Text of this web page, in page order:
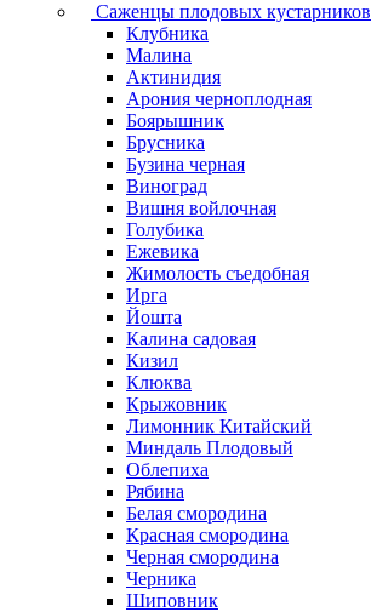
Саженцы плодовых кустарников
Клубника
Малина
Актинидия
Арония черноплодная
Боярышник
Брусника
Бузина черная
Виноград
Вишня войлочная
Голубика
Ежевика
Жимолость съедобная
Ирга
Йошта
Калина садовая
Кизил
Клюква
Крыжовник
Лимонник Китайский
Миндаль Плодовый
Облепиха
Рябина
Белая смородина
Красная смородина
Черная смородина
Черника
Шиповник